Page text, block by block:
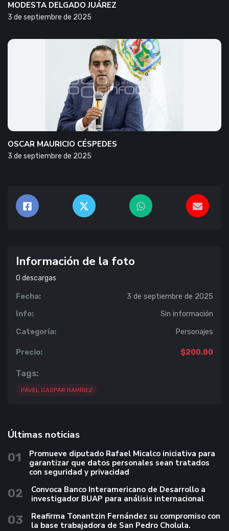
MODESTA DELGADO JUÁREZ
3 de septiembre de 2025
OSCAR MAURICIO CÉSPEDES
3 de septiembre de 2025
Información de la foto
0 descargas
Fecha: 3 de septiembre de 2025
Info: Sin información
Categoría: Personajes
Precio: $200.00
Tags:
PÁVEL GASPAR RAMÍREZ
Últimas noticias
01
Promueve diputado Rafael Micalco iniciativa para
garantizar que datos personales sean tratados
con seguridad y privacidad
02
Convoca Banco Interamericano de Desarrollo a
investigador BUAP para análisis internacional
03
Reafirma Tonantzin Fernández su compromiso con
la base trabajadora de San Pedro Cholula.